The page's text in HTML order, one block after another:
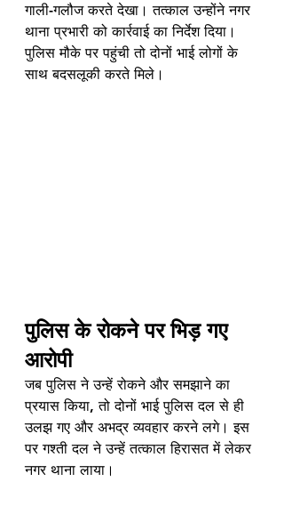
गाली-गलौज करते देखा। तत्काल उन्होंने नगर
थाना प्रभारी को कार्रवाई का निर्देश दिया।
पुलिस मौके पर पहुंची तो दोनों भाई लोगों के
साथ बदसलूकी करते मिले।
पुलिस के रोकने पर भिड़ गए
आरोपी
जब पुलिस ने उन्हें रोकने और समझाने का
प्रयास किया, तो दोनों भाई पुलिस दल से ही
उलझ गए और अभद्र व्यवहार करने लगे। इस
पर गश्ती दल ने उन्हें तत्काल हिरासत में लेकर
नगर थाना लाया।